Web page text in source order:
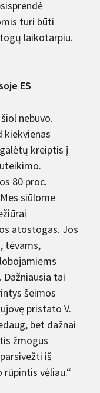
turi būti
laikotarpiu.
ES
nebuvo.
kiekvienas
kreiptis į
80 proc.
siūlome
atostogas. Jos
tėvams,
tai
šeimos
pristato V.
bet dažnai
žmogus
iš
vėliau.“